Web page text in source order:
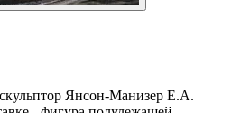
Янсон-Манизер Е.А.